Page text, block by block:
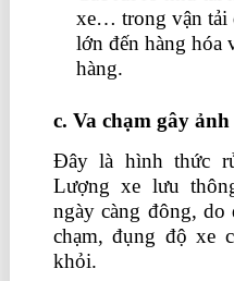
xe… trong vận tải
lớn đến hàng hóa
hàng.
c. Va chạm gây
Đây là hình thức
Lượng xe lưu
ngày càng đông, do
chạm, đụng độ xe
khỏi.